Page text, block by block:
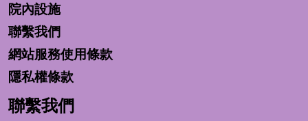
院內設施
聯繫我們
網站服務使用條款
隱私權條款
聯繫我們